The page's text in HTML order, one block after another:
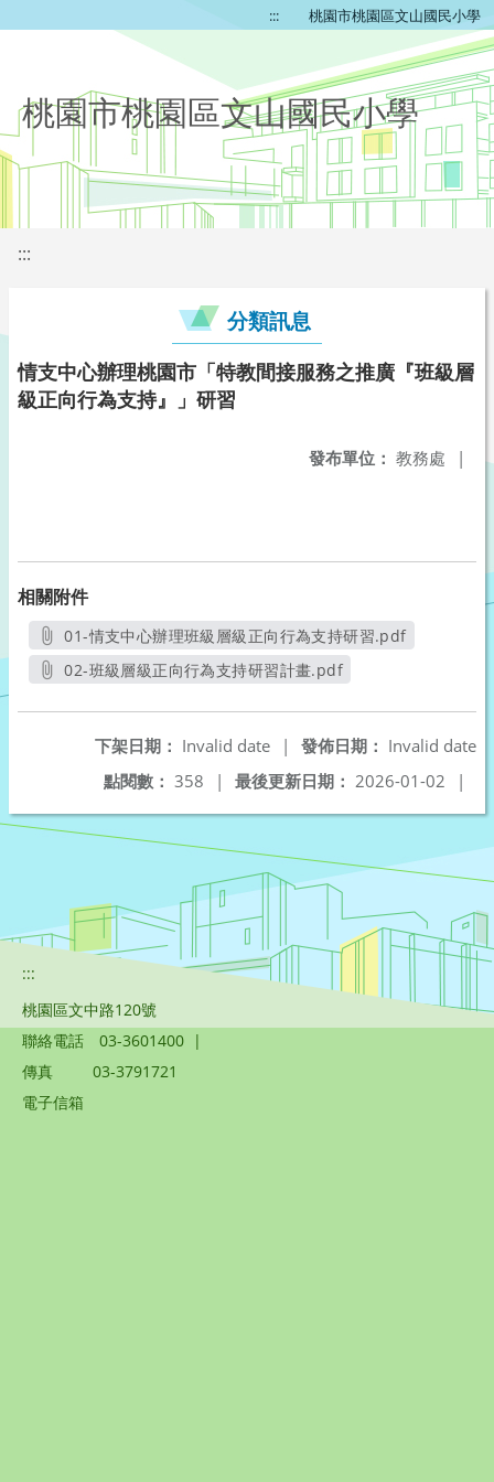
::: 桃園市桃園區文山國民小學
桃園市桃園區文山國民小學
:::
分類訊息
情支中心辦理桃園市「特教間接服務之推廣『班級層
級正向行為支持』」研習
發布單位： 教務處 |
相關附件
01-情支中心辦理班級層級正向行為支持研習.pdf
另開新視窗
02-班級層級正向行為支持研習計畫.pdf
發佈日期： Invalid date
下架日期： Invalid date
|
最後更新日期： 2026-01-02 |
點閱數： 358 |
:::
桃園區文中路120號
聯絡電話
03-3601400 |
傳真
03-3791721
電子信箱